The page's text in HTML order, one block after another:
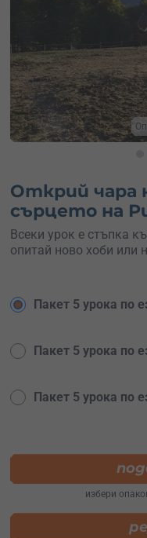
Открий чара
сърцето на
Всеки урок е стъпка
опитай ново хоби или
Пакет 5 урока по
Пакет 5 урока по
Пакет 5 урока по
избери